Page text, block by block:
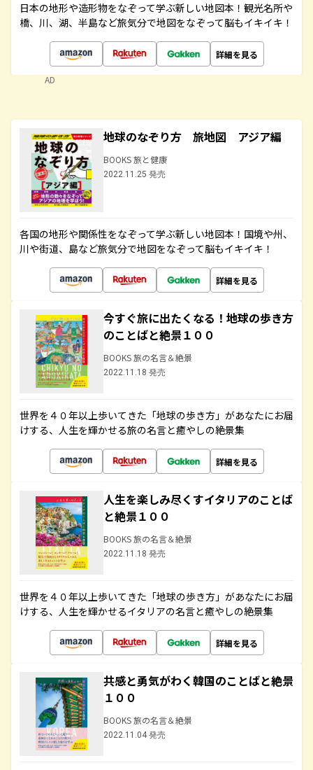
日本の地形や造形物をなぞって学ぶ新しい地図本！観光名所や
橋、川、湖、半島など旅気分で地図をなぞって脳もイキイキ！
詳細を見る
AD
地球のなぞり方 旅地図 アジア編
BOOKS 旅と健康
2022.11.25 発売
各国の地形や関係性をなぞって学ぶ新しい地図本！国境や州、
川や街道、島など旅気分で地図をなぞって脳もイキイキ！
詳細を見る
今すぐ旅に出たくなる！地球の歩き方
のことばと絶景１００
BOOKS 旅の名言＆絶景
2022.11.18 発売
世界を４０年以上歩いてきた「地球の歩き方」があなたにお届
けする、人生を輝かせる旅の名言と癒やしの絶景集
詳細を見る
人生を楽しみ尽くすイタリアのことば
と絶景１００
BOOKS 旅の名言＆絶景
2022.11.18 発売
世界を４０年以上歩いてきた「地球の歩き方」があなたにお届
けする、人生を輝かせるイタリアの名言と癒やしの絶景集
詳細を見る
共感と勇気がわく韓国のことばと絶景
１００
BOOKS 旅の名言＆絶景
2022.11.04 発売